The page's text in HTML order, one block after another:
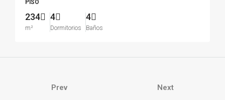
PISO
234
m²
4
Dormitorios
4
Baños
Prev Next